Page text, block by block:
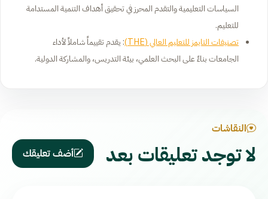
السياسات التعليمية والتقدم المحرز في تحقيق أهداف التنمية المستدامة
للتعليم.
تصنيفات التايمز للتعليم العالي (THE)
: يقدم تقييماً شاملاً لأداء
الجامعات بناءً على البحث العلمي، بيئة التدريس، والمشاركة الدولية.
النقاشات
لا توجد تعليقات بعد أضف تعليقك